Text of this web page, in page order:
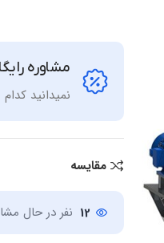
مشاوره
نمیدانید
مقایسه
12 نفر در حال